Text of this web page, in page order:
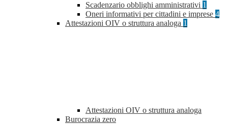
Scadenzario obblighi amministrativi 1
Oneri informativi per cittadini e imprese 4
Attestazioni OIV o struttura analoga 1
Attestazioni OIV o struttura analoga
Burocrazia zero